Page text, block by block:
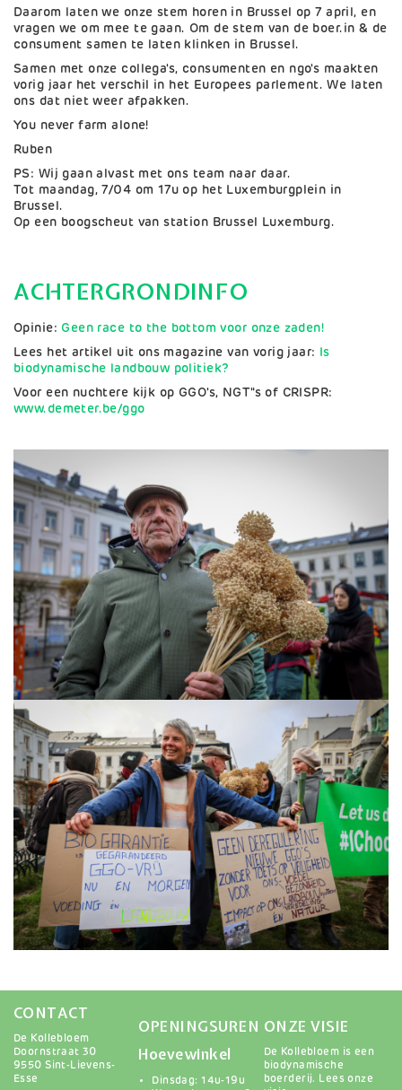
Daarom laten we onze stem horen in Brussel op 7 april, en
vragen we om mee te gaan. Om de stem van de boer.in & de
consument samen te laten klinken in Brussel.
Samen met onze collega's, consumenten en ngo's maakten
vorig jaar het verschil in het Europees parlement. We laten
ons dat niet weer afpakken.
You never farm alone!
Ruben
PS: Wij gaan alvast met ons team naar daar.
Tot maandag, 7/04 om 17u op het Luxemburgplein in
Brussel.
Op een boogscheut van station Brussel Luxemburg.
ACHTERGRONDINFO
Opinie: Geen race to the bottom voor onze zaden!
Lees het artikel uit ons magazine van vorig jaar: Is
biodynamische landbouw politiek?
Voor een nuchtere kijk op GGO's, NGT"s of CRISPR:
www.demeter.be/ggo
Afbeelding
Afbeelding
CONTACT
De Kollebloem
Doornstraat 30
9550 Sint-Lievens-
Esse
OPENINGSUREN
Hoevewinkel
Dinsdag: 14u-19u
ONZE VISIE
De Kollebloem is een
biodynamische
boerderij. Lees onze